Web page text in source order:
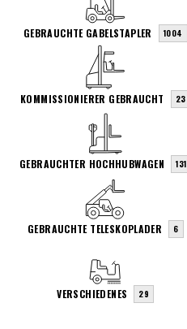
GEBRAUCHTE GABELSTAPLER 1004
KOMMISSIONIERER GEBRAUCHT 23
GEBRAUCHTER HOCHHUBWAGEN 131
GEBRAUCHTE TELESKOPLADER 6
VERSCHIEDENES 29